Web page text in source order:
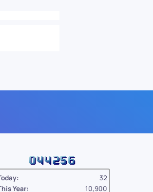
32
Year:
10,900